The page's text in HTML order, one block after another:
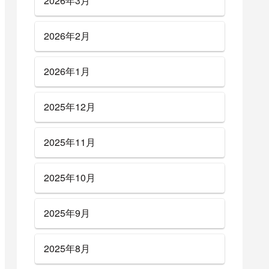
2026年2月
2026年1月
2025年12月
2025年11月
2025年10月
2025年9月
2025年8月